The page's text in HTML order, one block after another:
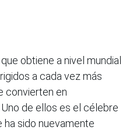
obtiene a nivel mundial
a cada vez más
convierten en
de ellos es el célebre
ha sido nuevamente